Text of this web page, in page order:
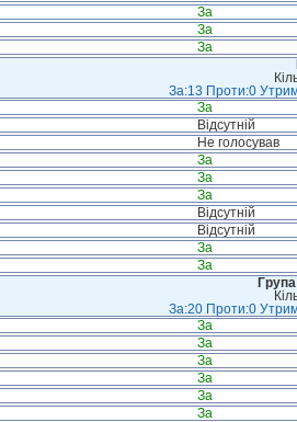
За
За
За
За:13 Проти:0
За
Відсутній
Не голосував
За
За
За
Відсутній
Відсутній
За
За
За:20 Проти:0
За
За
За
За
За
За